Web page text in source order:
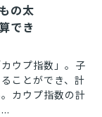
の太
でき
ウプ指数」。子
ことができ、計
カウプ指数の計